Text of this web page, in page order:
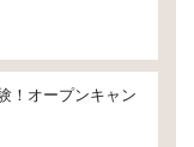
！オープンキャン